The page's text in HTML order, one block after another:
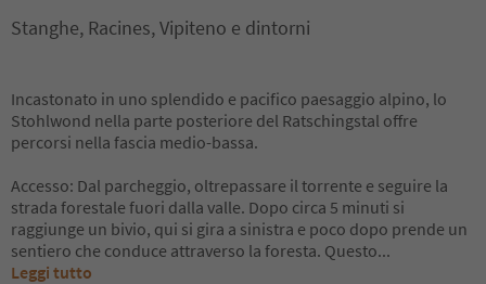
Stanghe, Racines, Vipiteno e dintorni
Incastonato in uno splendido e pacifico paesaggio alpino, lo
Stohlwond nella parte posteriore del Ratschingstal offre
percorsi nella fascia medio-bassa.
Accesso: Dal parcheggio, oltrepassare il torrente e seguire la
strada forestale fuori dalla valle. Dopo circa 5 minuti si
raggiunge un bivio, qui si gira a sinistra e poco dopo prende un
sentiero che conduce attraverso la foresta. Questo...
Leggi tutto